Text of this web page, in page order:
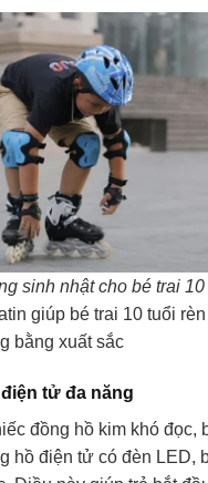
sinh nhật cho bé trai
giúp bé trai 10 tuổi
bằng xuất sắc
tử đa năng
đồng hồ kim khó đọc,
hồ điện tử có đèn LED,